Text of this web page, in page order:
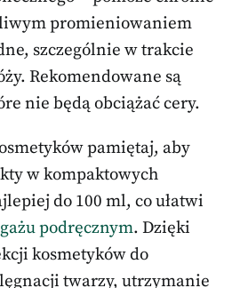
promieniowaniem
szczególnie w trakcie
Rekomendowane są
nie będą obciążać cery.
pamiętaj, aby
w kompaktowych
do 100 ml, co ułatwi
podręcznym. Dzięki
kosmetyków do
twarzy, utrzymanie